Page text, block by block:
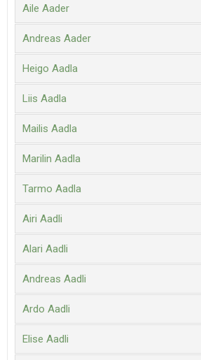
Aile Aader
Andreas Aader
Heigo Aadla
Liis Aadla
Mailis Aadla
Marilin Aadla
Tarmo Aadla
Airi Aadli
Alari Aadli
Andreas Aadli
Ardo Aadli
Elise Aadli